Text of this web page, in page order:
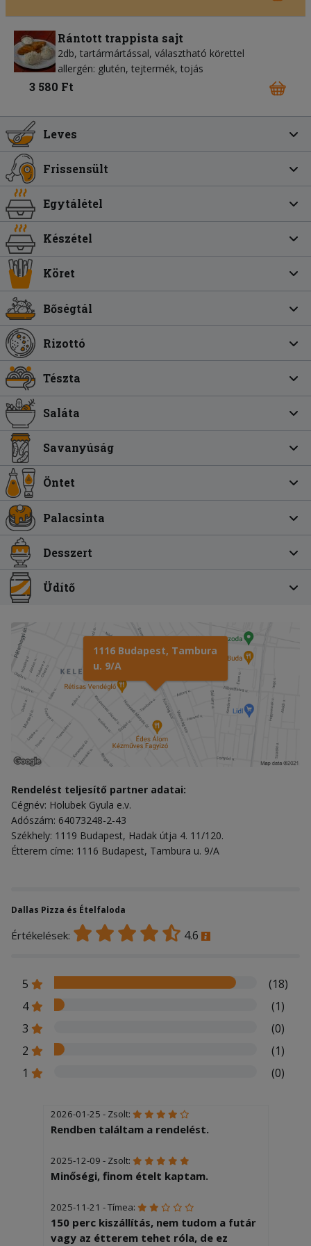
Rántott trappista sajt
2db, tartármártással, választható körettel
allergén: glutén, tejtermék, tojás
3 580 Ft
Leves
Frissensült
Egytálétel
Készétel
Köret
Bőségtál
Rizottó
Tészta
Saláta
Savanyúság
Öntet
Palacsinta
Desszert
Üdítő
1116 Budapest, Tambura
u. 9/A
Rendelést teljesítő partner adatai:
Cégnév: Holubek Gyula e.v.
Adószám: 64073248-2-43
Székhely: 1119 Budapest, Hadak útja 4. 11/120.
Étterem címe: 1116 Budapest, Tambura u. 9/A
Dallas Pizza és Ételfaloda
Értékelések: 4.6
5
(18)
4
(1)
3
(0)
2
(1)
1
(0)
2026-01-25 - Zsolt:
Rendben találtam a rendelést.
2025-12-09 - Zsolt:
Minőségi, finom ételt kaptam.
2025-11-21 - Tímea:
150 perc kiszállítás, nem tudom a futár
vagy az étterem tehet róla, de ez